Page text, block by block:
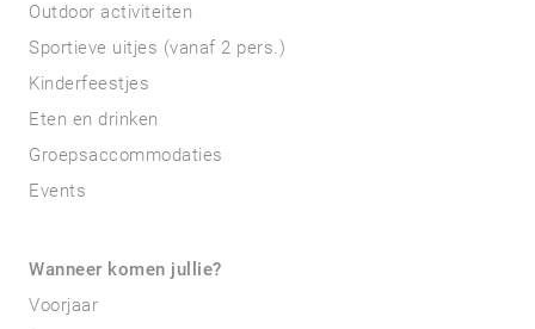
Outdoor activiteiten
Sportieve uitjes (vanaf 2 pers.)
Kinderfeestjes
Eten en drinken
Groepsaccommodaties
Events
Wanneer komen jullie?
Voorjaar